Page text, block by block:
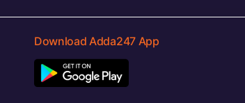
Download Adda247 App